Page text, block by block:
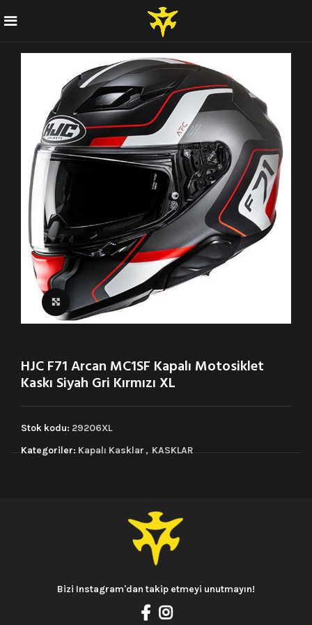
Click to enlarge
HJC F71 Arcan MC1SF Kapalı Motosiklet
Kaskı Siyah Gri Kırmızı XL
Stok kodu: 29206XL
Kategoriler:Kapalı Kasklar, KASKLAR
Bizi Instagram'dan takip etmeyi unutmayın!